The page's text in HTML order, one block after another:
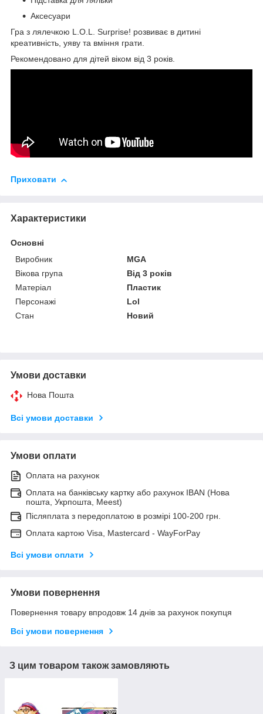
Аксесуари
Гра з лялечкою L.O.L. Surprise! розвиває в дитині
креативність, уяву та вміння грати.
Рекомендовано для дітей віком від 3 років.
Приховати
Характеристики
Основні
Виробник
MGA
Вікова група
Від 3 років
Матеріал
Пластик
Персонажі
Lol
Стан
Новий
Умови доставки
Нова Пошта
Всі умови доставки
Умови оплати
Оплата на рахунок
Оплата на банківську картку або рахунок IBAN (Нова
пошта, Укрпошта, Meest)
Післяплата з передоплатою в розмірі 100-200 грн.
Оплата картою Visa, Mastercard - WayForPay
Всі умови оплати
Умови повернення
Повернення товару впродовж 14 днів за рахунок покупця
Всі умови повернення
З цим товаром також замовляють